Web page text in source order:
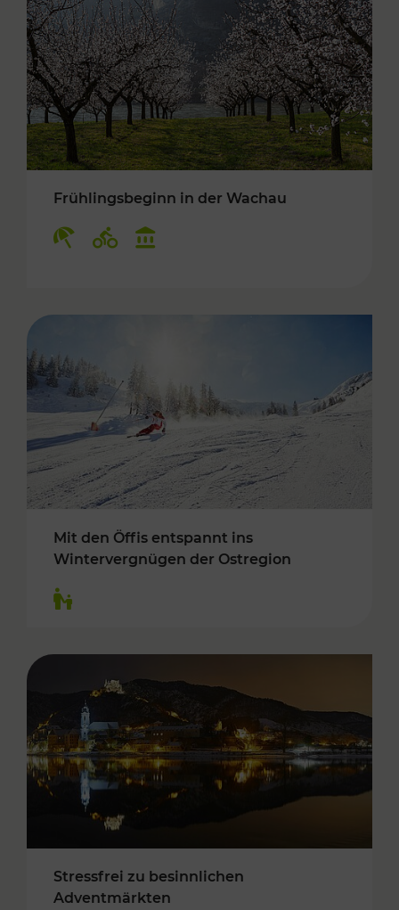
Frühlingsbeginn in der Wachau
Mit den Öffis entspannt ins
Wintervergnügen der Ostregion
Stressfrei zu besinnlichen
Adventmärkten